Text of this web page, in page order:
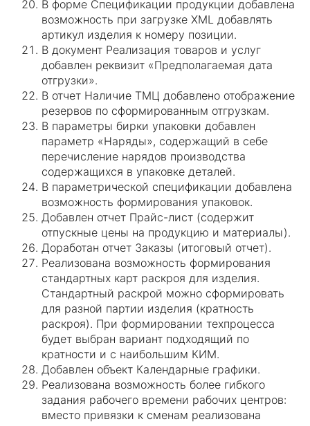
В форме Спецификации продукции добавлена
возможность при загрузке XML добавлять
артикул изделия к номеру позиции.
В документ Реализация товаров и услуг
добавлен реквизит «Предполагаемая дата
отгрузки».
В отчет Наличие ТМЦ добавлено отображение
резервов по сформированным отгрузкам.
В параметры бирки упаковки добавлен
параметр «Наряды», содержащий в себе
перечисление нарядов производства
содержащихся в упаковке деталей.
В параметрической спецификации добавлена
возможность формирования упаковок.
Добавлен отчет Прайс-лист (содержит
отпускные цены на продукцию и материалы).
Доработан отчет Заказы (итоговый отчет).
Реализована возможность формирования
стандартных карт раскроя для изделия.
Стандартный раскрой можно сформировать
для разной партии изделия (кратность
раскроя). При формировании техпроцесса
будет выбран вариант подходящий по
кратности и с наибольшим КИМ.
Добавлен объект Календарные графики.
Реализована возможность более гибкого
задания рабочего времени рабочих центров:
вместо привязки к сменам реализована